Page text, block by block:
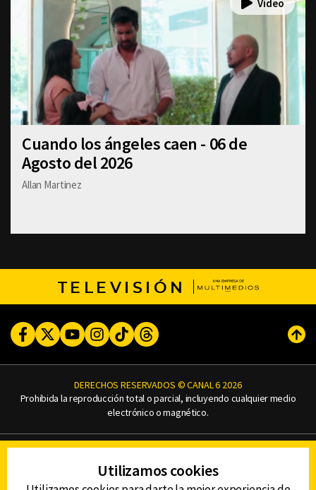
Cuando los ángeles caen - 06 de
Agosto del 2026
Allan Martinez
TELEVISIÓN
FacebookTwitterYoutubeInstagram
TikTokThreads
DERECHOS RESERVADOS © CANAL 6 2026
Prohibida la reproducción total o parcial, incluyendo cualquier medio
electrónico o magnético.
AVISO DE PRIVACIDAD
AVISO LEGAL
Utilizamos cookies